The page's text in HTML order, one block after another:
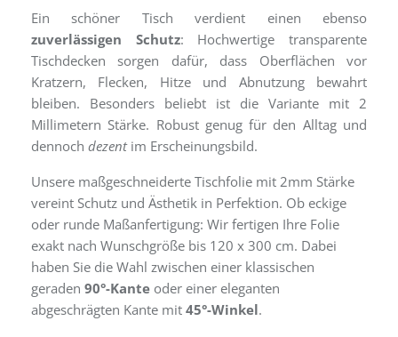
Ein schöner Tisch verdient einen ebenso
zuverlässigen Schutz: Hochwertige transparente
Tischdecken sorgen dafür, dass Oberflächen vor
Kratzern, Flecken, Hitze und Abnutzung bewahrt
bleiben. Besonders beliebt ist die Variante mit 2
Millimetern Stärke. Robust genug für den Alltag und
dennoch dezentim Erscheinungsbild.
Unsere maßgeschneiderte Tischfolie mit 2mm Stärke
vereint Schutz und Ästhetik in Perfektion. Ob eckige
oder runde Maßanfertigung: Wir fertigen Ihre Folie
exakt nach Wunschgröße bis 120 x 300 cm. Dabei
haben Sie die Wahl zwischen einer klassischen
geraden 90°-Kante oder einer eleganten
abgeschrägten Kante mit 45°-Winkel.